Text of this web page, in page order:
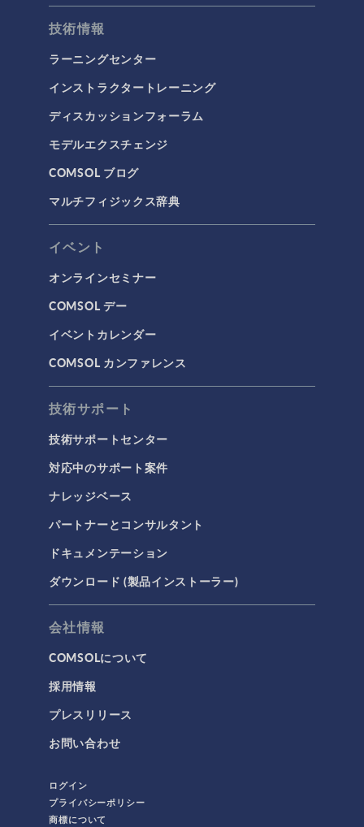
技術情報
ラーニングセンター
インストラクタートレーニング
ディスカッションフォーラム
モデルエクスチェンジ
COMSOL ブログ
マルチフィジックス辞典
イベント
オンラインセミナー
COMSOL デー
イベントカレンダー
COMSOL カンファレンス
技術サポート
技術サポートセンター
対応中のサポート案件
ナレッジベース
パートナーとコンサルタント
ドキュメンテーション
ダウンロード (製品インストーラー)
会社情報
COMSOLについて
採用情報
プレスリリース
お問い合わせ
ログイン
プライバシーポリシー
商標について